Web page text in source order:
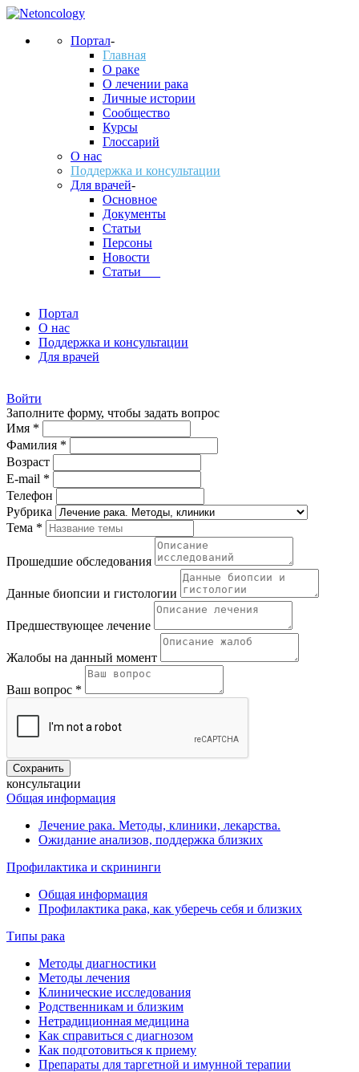
Портал-
Главная
О раке
О лечении рака
Личные истории
Сообщество
Курсы
Глоссарий
О нас
Поддержка и консультации
Для врачей-
Основное
Документы
Статьи
Персоны
Новости
Статьи___
Портал
О нас
Поддержка и консультации
Для врачей
Войти
Заполните форму, чтобы задать вопрос
Имя *
Фамилия *
Возраст
E-mail *
Телефон
Рубрика
Тема *
Прошедшие обследования
Данные биопсии и гистологии
Предшествующее лечение
Жалобы на данный момент
Ваш вопрос *
консультации
Общая информация
Лечение рака. Методы, клиники, лекарства.
Ожидание анализов, поддержка близких
Профилактика и скрининги
Общая информация
Профилактика рака, как уберечь себя и близких
Типы рака
Методы диагностики
Методы лечения
Клинические исследования
Родственникам и близким
Нетрадиционная медицина
Как справиться с диагнозом
Как подготовиться к приему
Препараты для таргетной и имунной терапии